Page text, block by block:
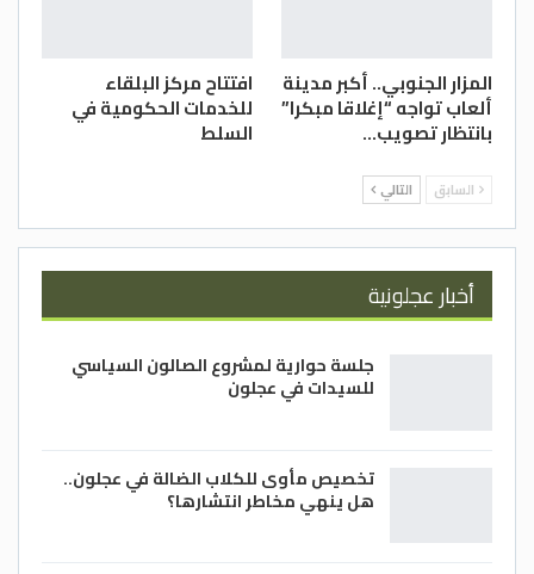
المزار الجنوبي.. أكبر مدينة
ألعاب تواجه “إغلاقا مبكرا”
بانتظار تصويب…
افتتاح مركز البلقاء
للخدمات الحكومية في
السلط
السابق التالي
أخبار عجلونية
جلسة حوارية لمشروع الصالون السياسي
للسيدات في عجلون
تخصيص مأوى للكلاب الضالة في عجلون..
هل ينهي مخاطر انتشارها؟